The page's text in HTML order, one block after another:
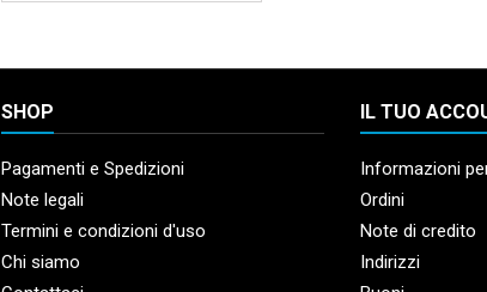
SHOP
Pagamenti e Spedizioni
Note legali
Termini e condizioni d'uso
Chi siamo
IL TUO
Informazioni
Ordini
Note di credito
Indirizzi